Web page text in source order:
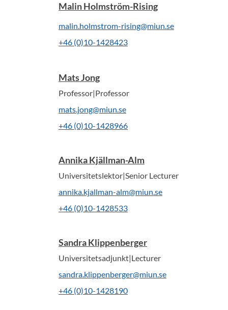
Malin Holmström-Rising
malin.holmstrom-rising@miun.se
+46 (0)10-1428423
Mats Jong
Professor|Professor
mats.jong@miun.se
+46 (0)10-1428966
Annika Kjällman-Alm
Universitetslektor|Senior Lecturer
annika.kjallman-alm@miun.se
+46 (0)10-1428533
Sandra Klippenberger
Universitetsadjunkt|Lecturer
sandra.klippenberger@miun.se
+46 (0)10-1428190